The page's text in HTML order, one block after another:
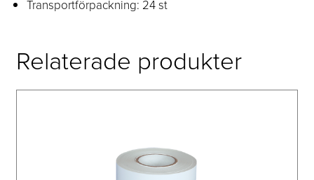
Transportförpackning: 24 st
Relaterade produkter